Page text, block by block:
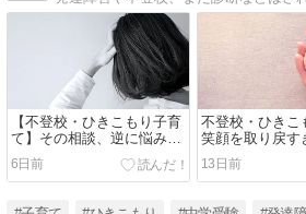
【不登校・ひきこもり子育
て】その相談、逆に悩みを
深くしているかもしれませ
ん
6日前
不登校・ひきこ
笑顔を取り戻す
コレ！
13日前